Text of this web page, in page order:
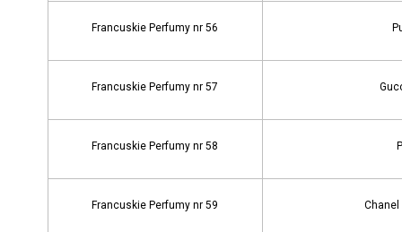
Francuskie Perfumy nr 56
Francuskie Perfumy nr 57
Francuskie Perfumy nr 58
Francuskie Perfumy nr 59 Chanel